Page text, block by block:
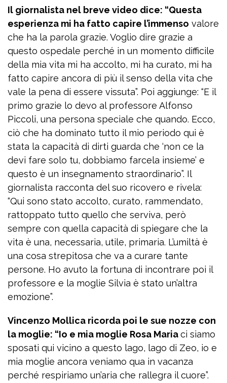
Il giornalista nel breve video dice: “Questa
esperienza mi ha fatto capire l’immenso valore
che ha la parola grazie. Voglio dire grazie a
questo ospedale perché in un momento difficile
della mia vita mi ha accolto, mi ha curato, mi ha
fatto capire ancora di più il senso della vita che
vale la pena di essere vissuta”. Poi aggiunge: “E il
primo grazie lo devo al professore Alfonso
Piccoli, una persona speciale che quando. Ecco,
ciò che ha dominato tutto il mio periodo qui è
stata la capacità di dirti guarda che ‘non ce la
devi fare solo tu, dobbiamo farcela insieme’ e
questo è un insegnamento straordinario”. Il
giornalista racconta del suo ricovero e rivela:
“Qui sono stato accolto, curato, rammendato,
rattoppato tutto quello che serviva, però
sempre con quella capacità di spiegare che la
vita è una, necessaria, utile, primaria. L’umiltà è
una cosa strepitosa che va a curare tante
persone. Ho avuto la fortuna di incontrare poi il
professore e la moglie Silvia è stato un’altra
emozione”.
Vincenzo Mollica ricorda poi le sue nozze con
la moglie: “Io e mia moglie Rosa Mariaci siamo
sposati qui vicino a questo lago, lago di Zeo, io e
mia moglie ancora veniamo qua in vacanza
perché respiriamo un’aria che rallegra il cuore”.